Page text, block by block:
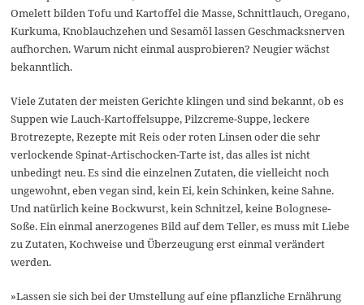
Omelett bilden Tofu und Kartoffel die Masse, Schnittlauch, Oregano,
Kurkuma, Knoblauchzehen und Sesamöl lassen Geschmacksnerven
aufhorchen. Warum nicht einmal ausprobieren? Neugier wächst
bekanntlich.
Viele Zutaten der meisten Gerichte klingen und sind bekannt, ob es
Suppen wie Lauch-Kartoffelsuppe, Pilzcreme-Suppe, leckere
Brotrezepte, Rezepte mit Reis oder roten Linsen oder die sehr
verlockende Spinat-Artischocken-Tarte ist, das alles ist nicht
unbedingt neu. Es sind die einzelnen Zutaten, die vielleicht noch
ungewohnt, eben vegan sind, kein Ei, kein Schinken, keine Sahne.
Und natürlich keine Bockwurst, kein Schnitzel, keine Bolognese-
Soße. Ein einmal anerzogenes Bild auf dem Teller, es muss mit Liebe
zu Zutaten, Kochweise und Überzeugung erst einmal verändert
werden.
»Lassen sie sich bei der Umstellung auf eine pflanzliche Ernährung